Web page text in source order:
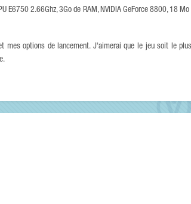
E6750 2.66Ghz, 3Go de RAM, NViDIA GeForce 8800, 18
mes options de lancement. J'aimerai que le jeu soit le